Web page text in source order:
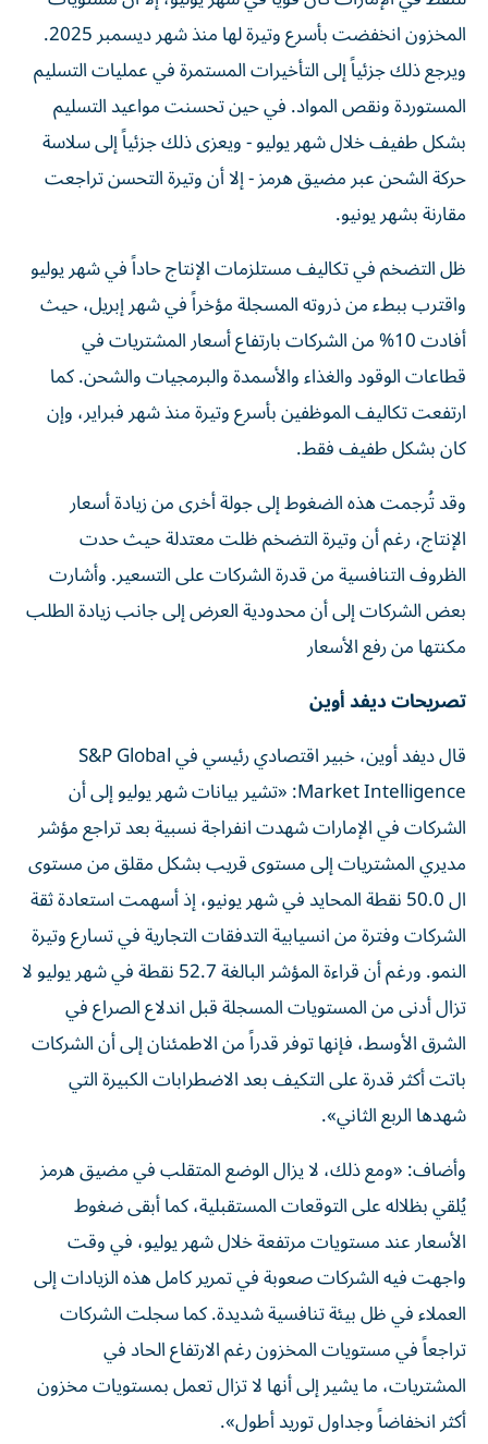
المخزون انخفضت بأسرع وتيرة لها منذ شهر ديسمبر 2025.
ويرجع ذلك جزئياً إلى التأخيرات المستمرة في عمليات التسليم
المستوردة ونقص المواد. في حين تحسنت مواعيد التسليم
بشكل طفيف خلال شهر يوليو - ويعزى ذلك جزئياً إلى سلاسة
حركة الشحن عبر مضيق هرمز - إلا أن وتيرة التحسن تراجعت
مقارنة بشهر يونيو.
ظل التضخم في تكاليف مستلزمات الإنتاج حاداً في شهر يوليو
واقترب ببطء من ذروته المسجلة مؤخراً في شهر إبريل، حيث
أفادت 10% من الشركات بارتفاع أسعار المشتريات في
قطاعات الوقود والغذاء والأسمدة والبرمجيات والشحن. كما
ارتفعت تكاليف الموظفين بأسرع وتيرة منذ شهر فبراير، وإن
كان بشكل طفيف فقط.
وقد تُرجمت هذه الضغوط إلى جولة أخرى من زيادة أسعار
الإنتاج، رغم أن وتيرة التضخم ظلت معتدلة حيث حدت
الظروف التنافسية من قدرة الشركات على التسعير. وأشارت
بعض الشركات إلى أن محدودية العرض إلى جانب زيادة الطلب
مكنتها من رفع الأسعار
تصريحات ديفد أوين
قال ديفد أوين، خبير اقتصادي رئيسي في S&P Global
Market Intelligence: «تشير بيانات شهر يوليو إلى أن
الشركات في الإمارات شهدت انفراجة نسبية بعد تراجع مؤشر
مديري المشتريات إلى مستوى قريب بشكل مقلق من مستوى
ال 50.0 نقطة المحايد في شهر يونيو، إذ أسهمت استعادة ثقة
الشركات وفترة من انسيابية التدفقات التجارية في تسارع وتيرة
النمو. ورغم أن قراءة المؤشر البالغة 52.7 نقطة في شهر يوليو لا
تزال أدنى من المستويات المسجلة قبل اندلاع الصراع في
الشرق الأوسط، فإنها توفر قدراً من الاطمئنان إلى أن الشركات
باتت أكثر قدرة على التكيف بعد الاضطرابات الكبيرة التي
شهدها الربع الثاني».
وأضاف: «ومع ذلك، لا يزال الوضع المتقلب في مضيق هرمز
يُلقي بظلاله على التوقعات المستقبلية، كما أبقى ضغوط
الأسعار عند مستويات مرتفعة خلال شهر يوليو، في وقت
واجهت فيه الشركات صعوبة في تمرير كامل هذه الزيادات إلى
العملاء في ظل بيئة تنافسية شديدة. كما سجلت الشركات
تراجعاً في مستويات المخزون رغم الارتفاع الحاد في
المشتريات، ما يشير إلى أنها لا تزال تعمل بمستويات مخزون
أكثر انخفاضاً وجداول توريد أطول».